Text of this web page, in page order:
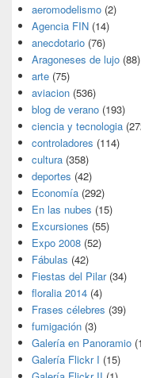
aeromodelismo (2)
Agencia FIN (14)
anecdotario (76)
Aragoneses de lujo (88)
arte (75)
aviacion (536)
blog de verano (193)
ciencia y tecnologia
controladores (114)
cultura (358)
deportes (42)
Economía (292)
En las nubes (15)
Excursiones (55)
Expo 2008 (52)
Fábulas (42)
Fiestas del Pilar(34)
floralia 2014 (4)
Frases célebres (39)
fumigación (3)
Galería en Panoramio
Galería Flickr I (15)